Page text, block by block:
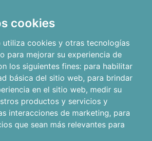
cookies
utiliza cookies y otras tecnologías
para mejorar su experiencia de
los siguientes fines: para habilitar
básica del sitio web, para brindar
en el sitio web, medir su
productos y servicios y
interacciones de marketing, para
que sean más relevantes para